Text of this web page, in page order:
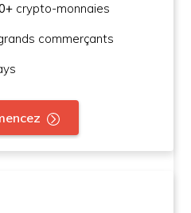
crypto-monnaies
commerçants